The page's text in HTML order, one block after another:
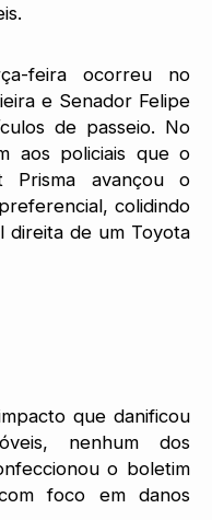
feira ocorreu no
e Senador Felipe
de passeio. No
aos policiais que o
Prisma avançou o
colidindo
direita de um Toyota
que danificou
nenhum dos
o boletim
foco em danos